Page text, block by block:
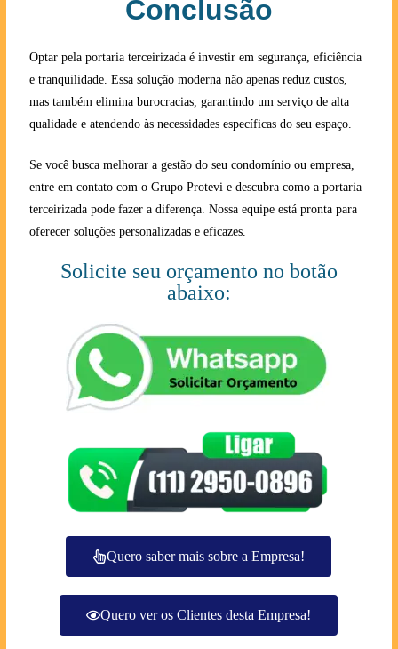
Conclusão
Optar pela portaria terceirizada é investir em segurança, eficiência
e tranquilidade. Essa solução moderna não apenas reduz custos,
mas também elimina burocracias, garantindo um serviço de alta
qualidade e atendendo às necessidades específicas do seu espaço.
Se você busca melhorar a gestão do seu condomínio ou empresa,
entre em contato com o Grupo Protevi e descubra como a portaria
terceirizada pode fazer a diferença. Nossa equipe está pronta para
oferecer soluções personalizadas e eficazes.
Solicite seu orçamento no botão
abaixo:
Quero saber mais sobre a Empresa!
Quero ver os Clientes desta Empresa!